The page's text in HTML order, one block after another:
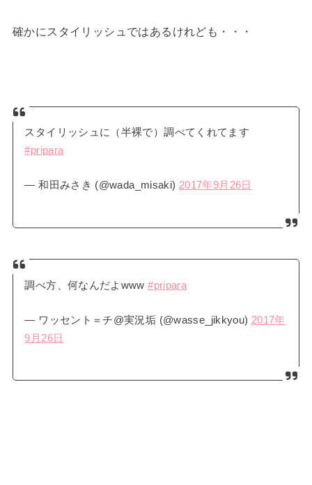
確かにスタイリッシュではあるけれども・・・
スタイリッシュに（半裸で）調べてくれてます
#pripara
— 和田みさき (@wada_misaki) 2017年9月26日
調べ方、何なんだよwww#pripara
— ワッセント＝チ@実況垢 (@wasse_jikkyou) 2017年
9月26日